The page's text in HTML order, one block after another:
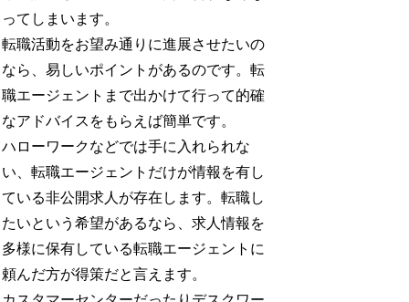
ってしまいます。
転職活動をお望み通りに進展させたいの
なら、易しいポイントがあるのです。転
職エージェントまで出かけて行って的確
なアドバイスをもらえば簡単です。
ハローワークなどでは手に入れられな
い、転職エージェントだけが情報を有し
ている非公開求人が存在します。転職し
たいという希望があるなら、求人情報を
多様に保有している転職エージェントに
頼んだ方が得策だと言えます。